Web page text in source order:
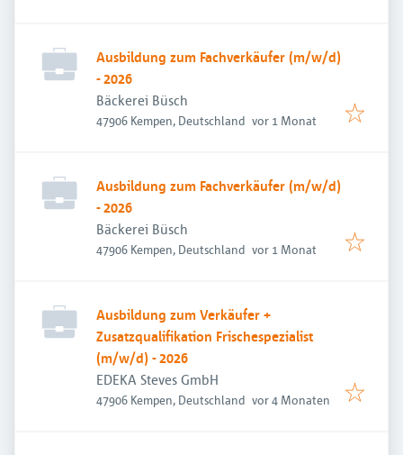
Ausbildung zum Fachverkäufer (m/w/d)
- 2026
Bäckerei Büsch
47906 Kempen, Deutschland Veröffentlicht
vor 1 Monat
Ausbildung zum Fachverkäufer (m/w/d)
- 2026
Bäckerei Büsch
47906 Kempen, Deutschland Veröffentlicht
vor 1 Monat
Ausbildung zum Verkäufer +
Zusatzqualifikation Frischespezialist
(m/w/d) - 2026
EDEKA Steves GmbH
47906 Kempen, Deutschland Veröffentlicht:
vor 4 Monaten